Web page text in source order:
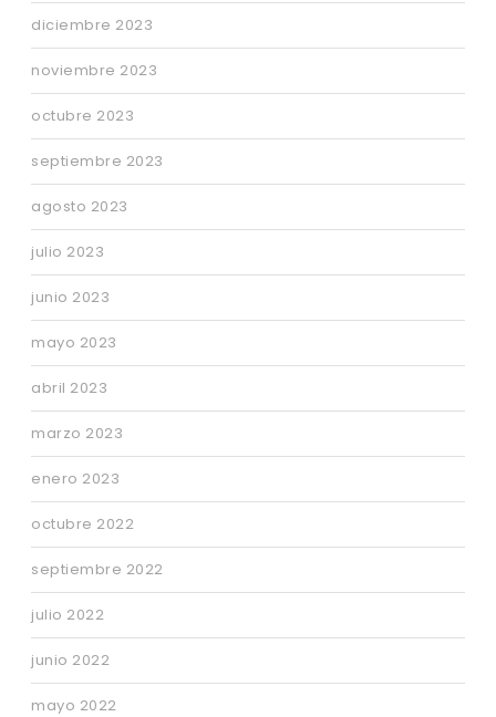
diciembre 2023
noviembre 2023
octubre 2023
septiembre 2023
agosto 2023
julio 2023
junio 2023
mayo 2023
abril 2023
marzo 2023
enero 2023
octubre 2022
septiembre 2022
julio 2022
junio 2022
mayo 2022